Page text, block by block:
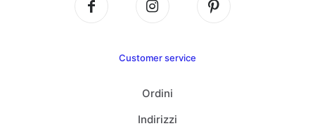
Customer service
Ordini
Indirizzi